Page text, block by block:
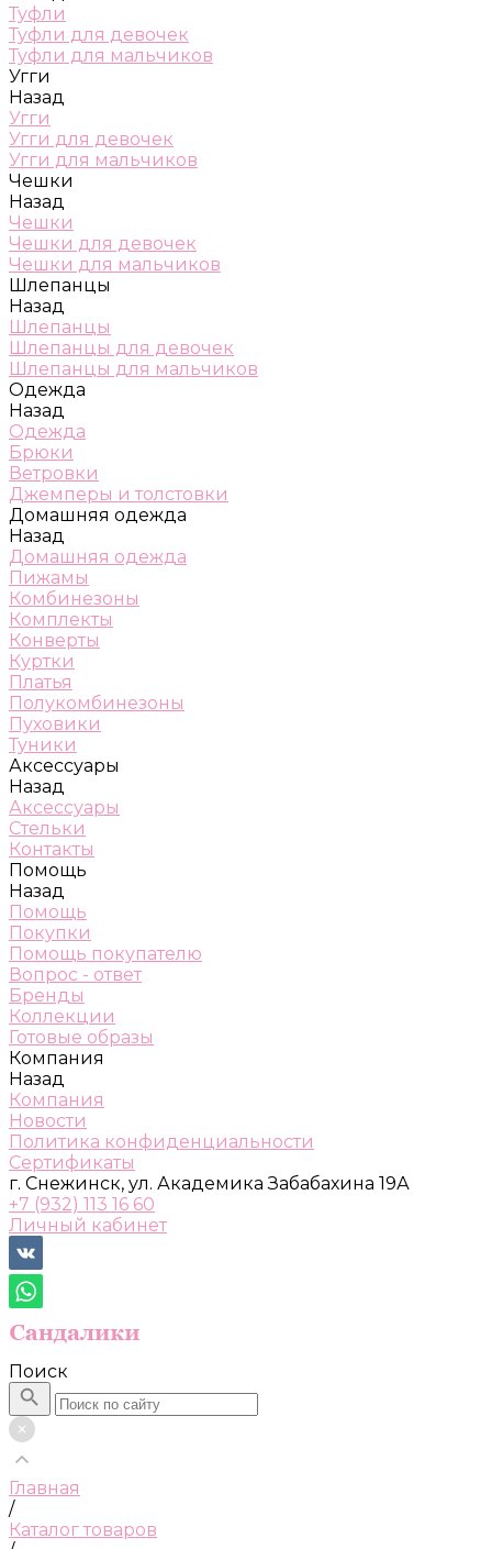
Туфли
Туфли для девочек
Туфли для мальчиков
Угги
Назад
Угги
Угги для девочек
Угги для мальчиков
Чешки
Назад
Чешки
Чешки для девочек
Чешки для мальчиков
Шлепанцы
Назад
Шлепанцы
Шлепанцы для девочек
Шлепанцы для мальчиков
Одежда
Назад
Одежда
Брюки
Ветровки
Джемперы и толстовки
Домашняя одежда
Назад
Домашняя одежда
Пижамы
Комбинезоны
Комплекты
Конверты
Куртки
Платья
Полукомбинезоны
Пуховики
Туники
Аксессуары
Назад
Аксессуары
Стельки
Контакты
Помощь
Назад
Помощь
Покупки
Помощь покупателю
Вопрос - ответ
Бренды
Коллекции
Готовые образы
Компания
Назад
Компания
Новости
Политика конфиденциальности
Сертификаты
г. Снежинск, ул. Академика Забабахина 19А
+7 (932) 113 16 60
Личный кабинет
Поиск
Главная
/
Каталог товаров